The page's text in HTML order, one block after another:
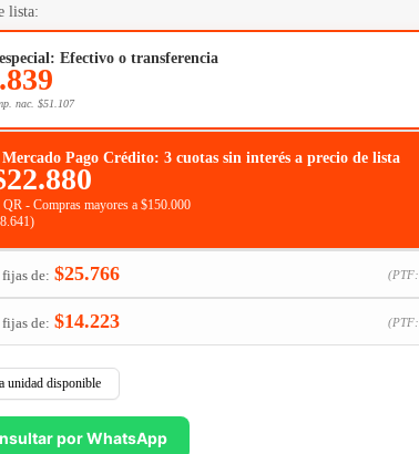
lista:
Efectivo o transferencia
nac. $51.107
Pago Crédito: 3 cuotas sin interés a precio de lista
22.880
QR - Compras mayores a $150.000
)
de: $25.766 (PTF:
de: $14.223 (PTF:
unidad disponible
por WhatsApp